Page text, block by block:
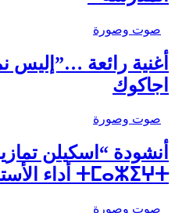
صوت وصورة
أغنية رائعة …”إليس
اجاكوك
صوت وصورة
ⵜⵎⴰⵣⵉⵖⵜ أداء الأستاذة…
صوت وصورة